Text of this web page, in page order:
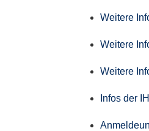
Weitere
Weitere
Weitere
Infos der